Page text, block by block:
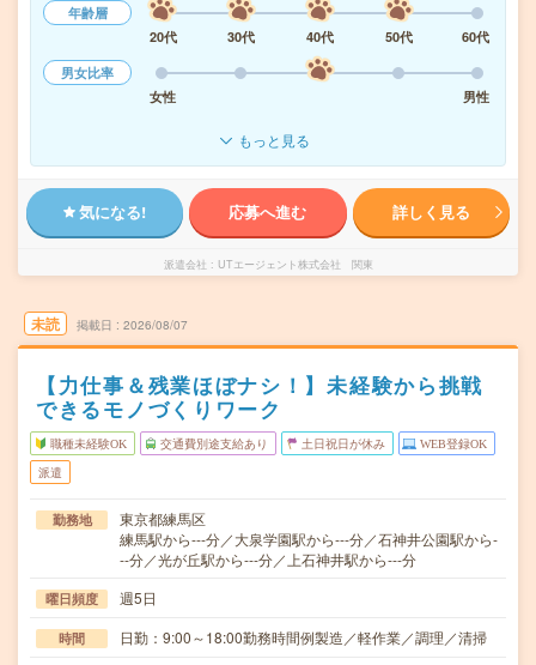
年齢層
20代
30代 40代 50代
60代
男女比率
女性
男性
もっと見る
気になる! 応募へ進む 詳しく見る
派遣会社 UTエージェント株式会社 関東
未読 掲載日 2026/08/07
【力仕事＆残業ほぼナシ！】未経験から挑戦
できるモノづくりワーク
職種未経験OK 交通費別途支給あり 土日祝日が休み WEB登録OK
派遣
勤務地
東京都練馬区
練馬駅から---分／大泉学園駅から---分／石神井公園駅から-
--分／光が丘駅から---分／上石神井駅から---分
曜日頻度 週5日
時間 日勤：9:00～18:00勤務時間例製造／軽作業／調理／清掃